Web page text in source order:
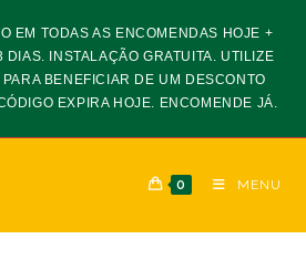
EM TODAS AS ENCOMENDAS HOJE +
DIAS. INSTALAÇÃO GRATUITA. UTILIZE
BENEFICIAR DE UM DESCONTO
EXPIRA HOJE. ENCOMENDE JÁ.
0 MENU